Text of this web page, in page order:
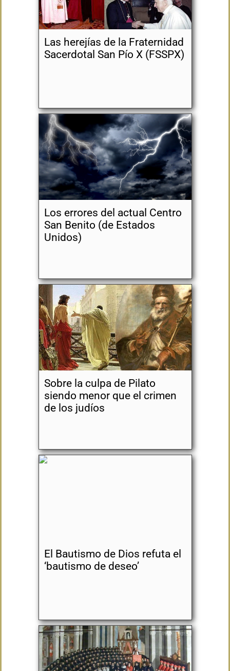
Las herejías de la Fraternidad
Sacerdotal San Pío X (FSSPX)
Los errores del actual Centro
San Benito (de Estados
Unidos)
Sobre la culpa de Pilato
siendo menor que el crimen
de los judíos
El Bautismo de Dios refuta el
‘bautismo de deseo’